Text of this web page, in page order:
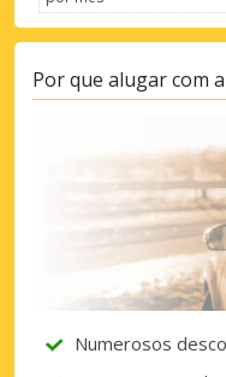
Por que alugar com
Numerosos
Aceda a
fornecedores